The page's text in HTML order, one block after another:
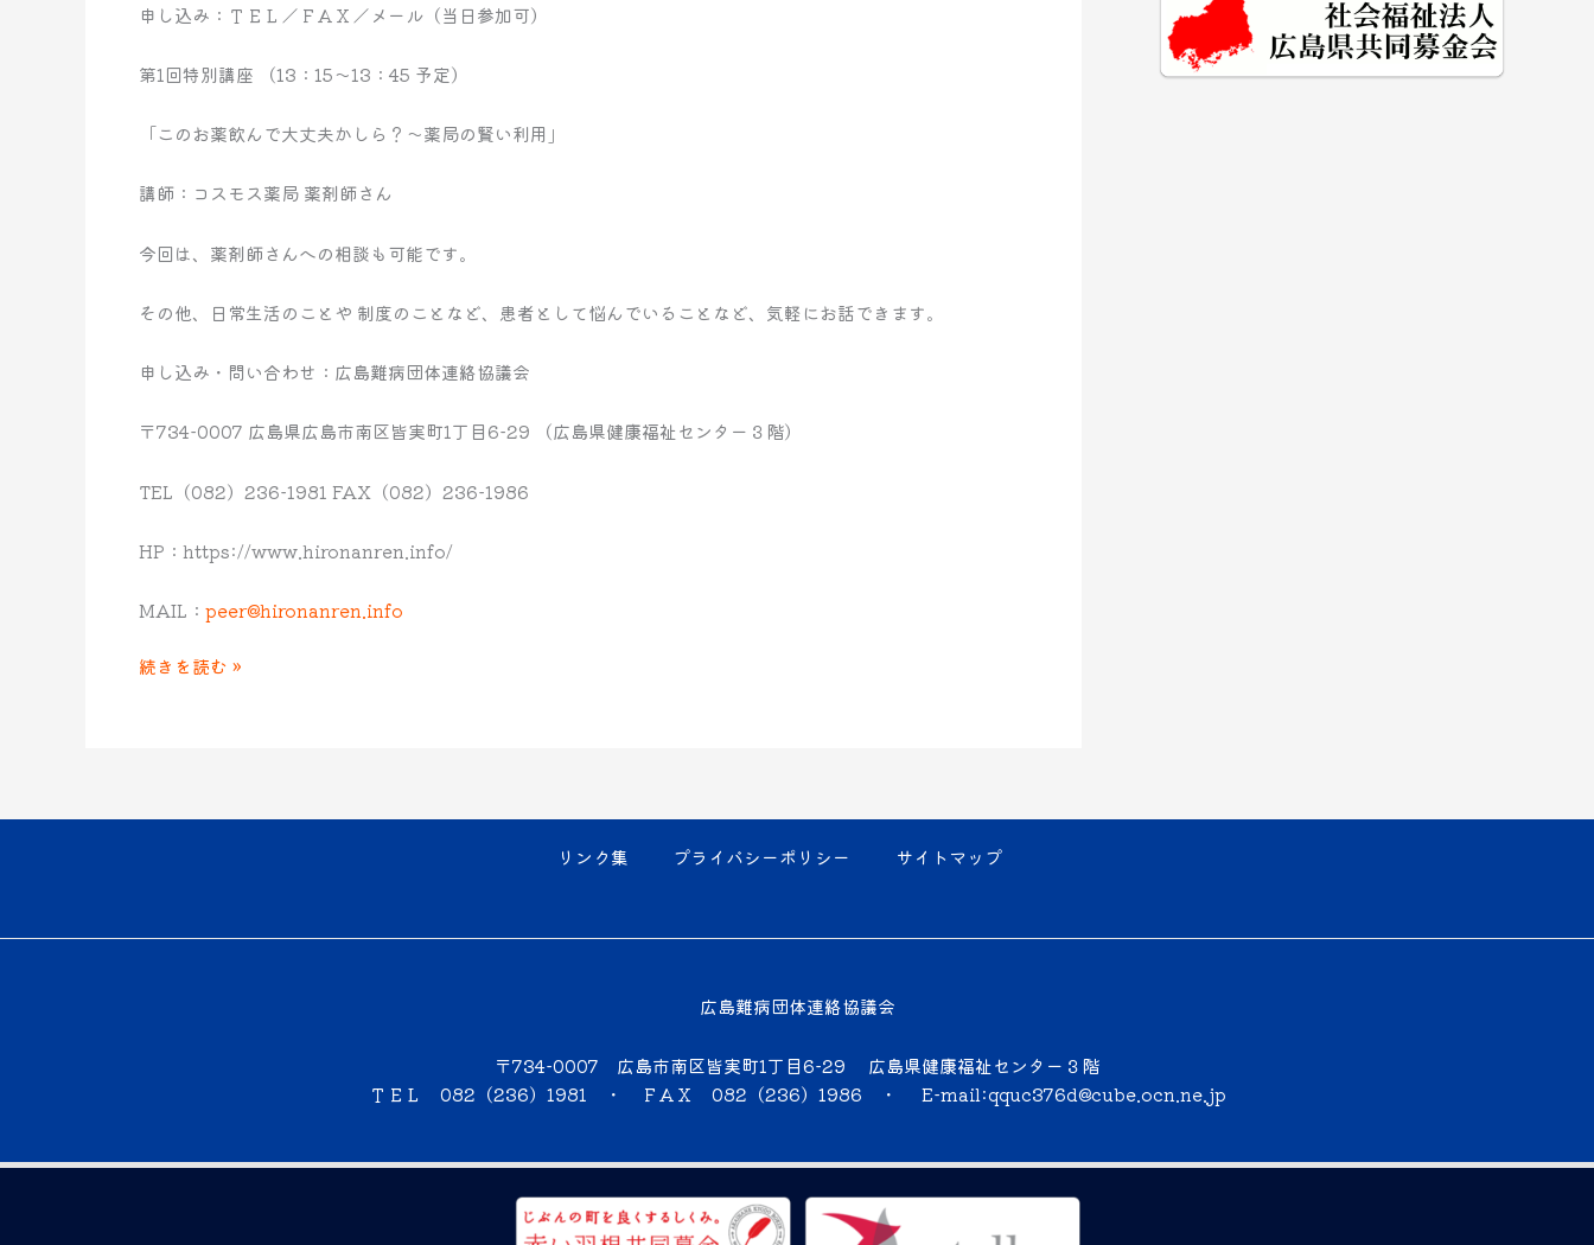
申し込み：ＴＥＬ／ＦＡＸ／メール（当日参加可）
第1回特別講座 （13：15～13：45 予定）
「このお薬飲んで大丈夫かしら？～薬局の賢い利用」
講師：コスモス薬局 薬剤師さん
今回は、薬剤師さんへの相談も可能です。
その他、日常生活のことや 制度のことなど、患者として悩んでいることなど、気軽にお話できます。
申し込み・問い合わせ：広島難病団体連絡協議会
〒734-0007 広島県広島市南区皆実町1丁目6-29 （広島県健康福祉センター３階）
TEL（082）236-1981 FAX（082）236-1986
HP：https://www.hironanren.info/
MAIL： peer@hironanren.info
続きを読む »
リンク集 プライバシーポリシー サイトマップ
広島難病団体連絡協議会
〒734-0007 広島市南区皆実町1丁目6-29 広島県健康福祉センター３階
ＴＥＬ 082（236）1981 ・ ＦＡＸ 082（236）1986 ・ E-mail:qquc376d@cube.ocn.ne.jp